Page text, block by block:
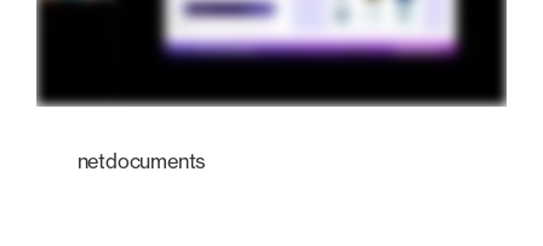
netdocuments